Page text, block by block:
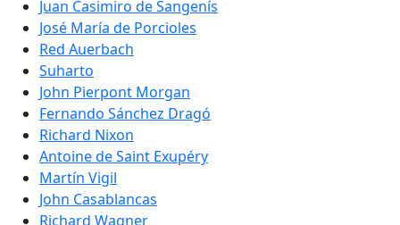
Juan Casimiro de Sangenís
José María de Porcioles
Red Auerbach
Suharto
John Pierpont Morgan
Fernando Sánchez Dragó
Richard Nixon
Antoine de Saint Exupéry
Martín Vigil
John Casablancas
Richard Wagner